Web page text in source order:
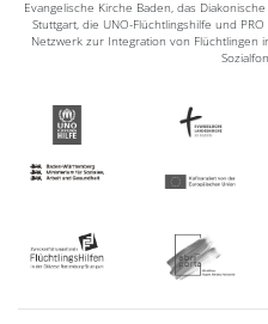
Evangelische Kirche Baden, das
Stuttgart, die UNO-Flüchtlingshilfe und
Netzwerk zur Integration von Flüchtlingen